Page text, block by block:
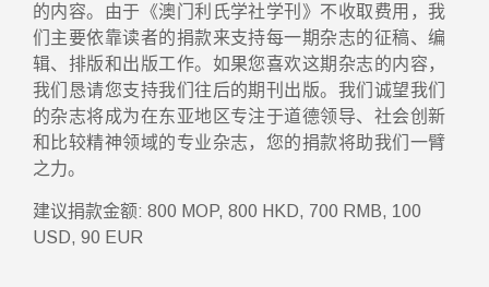
的内容。由于《澳门利氏学社学刊》不收取费用，我
们主要依靠读者的捐款来支持每一期杂志的征稿、编
辑、排版和出版工作。如果您喜欢这期杂志的内容，
我们恳请您支持我们往后的期刊出版。我们诚望我们
的杂志将成为在东亚地区专注于道德领导、社会创新
和比较精神领域的专业杂志，您的捐款将助我们一臂
之力。
建议捐款金额: 800 MOP, 800 HKD, 700 RMB, 100
USD, 90 EUR